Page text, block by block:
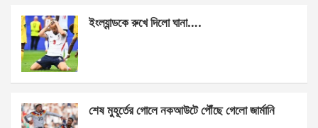
ইংল্যান্ডকে রুখে দিলো ঘানা….
শেষ মুহূর্তের গোলে নকআউটে পৌঁছে গেলো জার্মানি